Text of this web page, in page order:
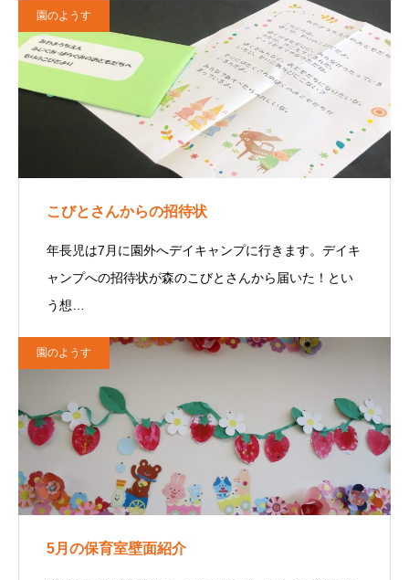
園のようす
こびとさんからの招待状
年長児は7月に園外へデイキャンプに行きます。デイキ
ャンプへの招待状が森のこびとさんから届いた！とい
う想…
園のようす
5月の保育室壁面紹介